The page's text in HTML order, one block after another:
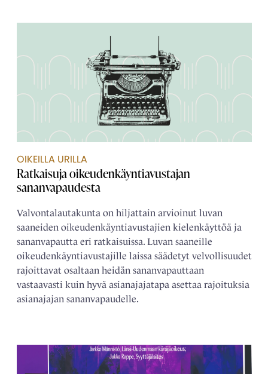
OIKEILLA URILLA
Ratkaisuja oikeudenkäyntiavustajan
sananvapaudesta
Valvontalautakunta on hiljattain arvioinut luvan
saaneiden oikeudenkäyntiavustajien kielenkäyttöä ja
sananvapautta eri ratkaisuissa. Luvan saaneille
oikeudenkäyntiavustajille laissa säädetyt velvollisuudet
rajoittavat osaltaan heidän sananvapauttaan
vastaavasti kuin hyvä asianajajatapa asettaa rajoituksia
asianajajan sananvapaudelle.